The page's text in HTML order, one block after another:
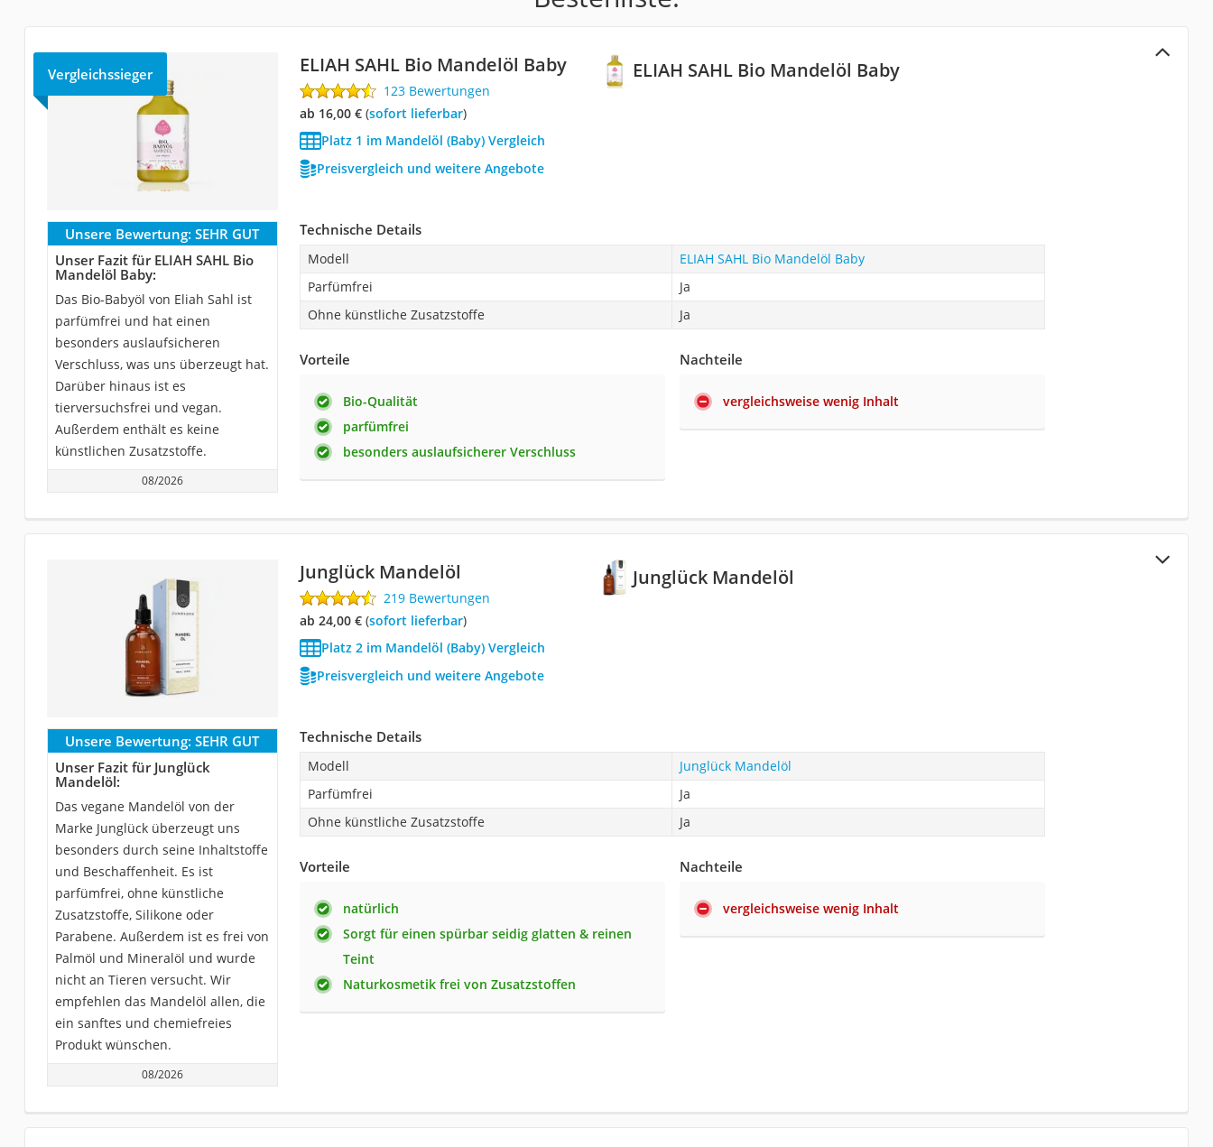
ELIAH SAHL Bio Mandelöl Baby
Vergleichssieger ELIAH SAHL Bio Mandelöl Baby
123 Bewertungen
ab 16,00 €( Sofort lieferbar)
Platz 1 im Mandelöl (Baby) Vergleich
Preisvergleich und weitere Angebote
Unsere Bewertung: SEHR GUT
Unser Fazit für ELIAH SAHL Bio
Mandelöl Baby:
Das Bio-Babyöl von Eliah Sahl ist
parfümfrei und hat einen
besonders auslaufsicheren
Verschluss, was uns überzeugt hat.
Darüber hinaus ist es
tierversuchsfrei und vegan.
Außerdem enthält es keine
künstlichen Zusatzstoffe.
08/2026
Technische Details
Modell
ELIAH SAHL Bio Mandelöl Baby
Parfümfrei
Ja
Ohne künstliche Zusatzstoffe
Ja
Vorteile
Bio-Qualität
parfümfrei
besonders auslaufsicherer Verschluss
Nachteile
vergleichsweise wenig Inhalt
Junglück Mandelöl
Junglück Mandelöl
219 Bewertungen
ab 24,00 €( Sofort lieferbar)
Platz 2 im Mandelöl (Baby) Vergleich
Preisvergleich und weitere Angebote
Unsere Bewertung: SEHR GUT
Unser Fazit für Junglück
Mandelöl:
Das vegane Mandelöl von der
Marke Junglück überzeugt uns
besonders durch seine Inhaltstoffe
und Beschaffenheit. Es ist
parfümfrei, ohne künstliche
Zusatzstoffe, Silikone oder
Parabene. Außerdem ist es frei von
Palmöl und Mineralöl und wurde
nicht an Tieren versucht. Wir
empfehlen das Mandelöl allen, die
ein sanftes und chemiefreies
Produkt wünschen.
08/2026
Technische Details
Modell
Junglück Mandelöl
Parfümfrei
Ja
Ohne künstliche Zusatzstoffe
Ja
Vorteile
natürlich
Sorgt für einen spürbar seidig glatten & reinen
Teint
Naturkosmetik frei von Zusatzstoffen
Nachteile
vergleichsweise wenig Inhalt